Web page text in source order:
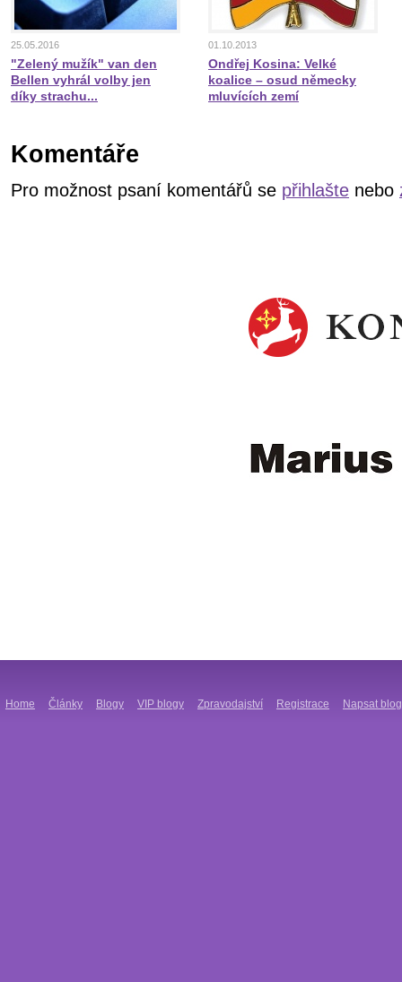
25.05.2016
"Zelený mužík" van den
Bellen vyhrál volby jen
díky strachu...
01.10.2013
Ondřej Kosina: Velké
koalice – osud německy
mluvících zemí
Komentáře
Pro možnost psaní komentářů se přihlašte nebo
Home Články Blogy VIP blogy Zpravodajství Registrace Napsat blog